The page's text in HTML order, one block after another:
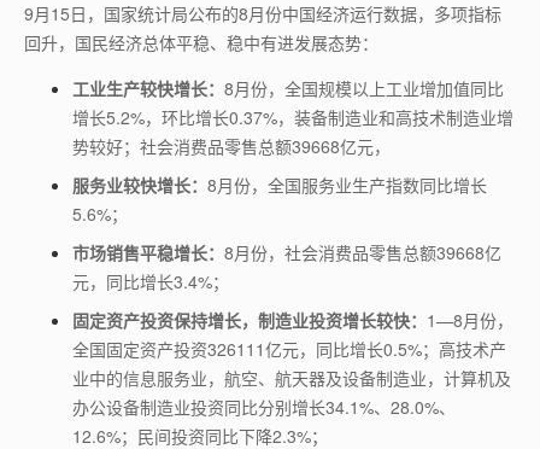
9月15日，国家统计局公布的8月份中国经济运行数据，多项指标
回升，国民经济总体平稳、稳中有进发展态势：
工业生产较快增长： 8月份，全国规模以上工业增加值同比
增长5.2%，环比增长0.37%，装备制造业和高技术制造业增
势较好；社会消费品零售总额39668亿元，
服务业较快增长： 8月份，全国服务业生产指数同比增长
5.6%；
市场销售平稳增长： 8月份，社会消费品零售总额39668亿
元，同比增长3.4%；
固定资产投资保持增长，制造业投资增长较快： 1—8月份，
全国固定资产投资326111亿元，同比增长0.5%；高技术产
业中的信息服务业，航空、航天器及设备制造业，计算机及
办公设备制造业投资同比分别增长34.1%、 28.0%、
12.6%；民间投资同比下降2.3%；